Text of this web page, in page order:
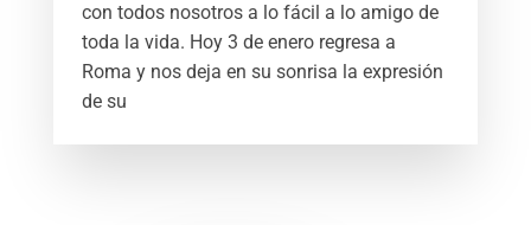
con todos nosotros a lo fácil a lo amigo de
toda la vida. Hoy 3 de enero regresa a
Roma y nos deja en su sonrisa la expresión
de su